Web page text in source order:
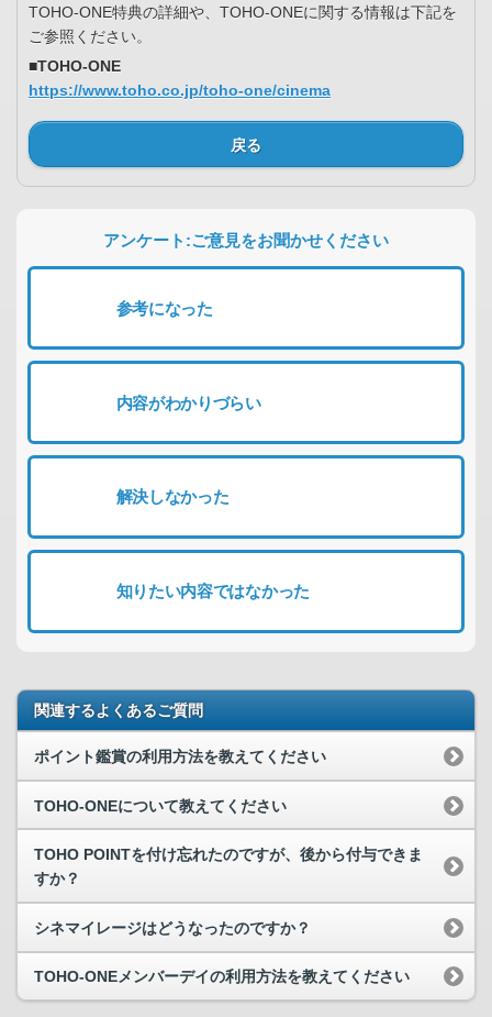
TOHO-ONE特典の詳細や、TOHO-ONEに関する情報は下記を
ご参照ください。
■TOHO-ONE
https://www.toho.co.jp/toho-one/cinema
戻る
アンケート:ご意見をお聞かせください
参考になった
内容がわかりづらい
解決しなかった
知りたい内容ではなかった
関連するよくあるご質問
ポイント鑑賞の利用方法を教えてください
TOHO-ONEについて教えてください
TOHO POINTを付け忘れたのですが、後から付与できま
すか？
シネマイレージはどうなったのですか？
TOHO-ONEメンバーデイの利用方法を教えてください